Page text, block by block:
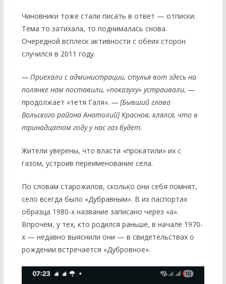
Чиновники тоже стали писать в ответ — отписки.
Тема то затихала, то поднималась снова.
Очередной всплеск активности с обеих сторон
случился в 2011 году.
— Приехали с администрации, стулья вот здесь на
полянке нам поставили, «показуху» устраивали, —
продолжает «тетя Галя». — [Бывший глава
Вольского района Анатолий] Краснов, клялся, что в
тринадцатом году у нас газ будет.
Жители уверены, что власти «прокатили» их с
газом, устроив переименование села.
По словам старожилов, сколько они себя помнят,
село всегда было «Дубравным». В их паспортах
образца 1980-х название записано через «а».
Впрочем, у тех, кто родился раньше, в начале 1970-
х — недавно выяснили они — в свидетельствах о
рождении встречается «Дубровное».